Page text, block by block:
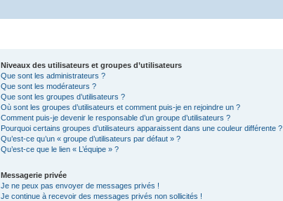
Niveaux des utilisateurs et groupes d’utilisateurs
Que sont les administrateurs ?
Que sont les modérateurs ?
Que sont les groupes d’utilisateurs ?
Où sont les groupes d’utilisateurs et comment puis-je en rejoindre un ?
Comment puis-je devenir le responsable d’un groupe d’utilisateurs ?
Pourquoi certains groupes d’utilisateurs apparaissent dans une couleur différente ?
Qu’est-ce qu’un « groupe d’utilisateurs par défaut » ?
Qu’est-ce que le lien « L’équipe » ?
Messagerie privée
Je ne peux pas envoyer de messages privés !
Je continue à recevoir des messages privés non sollicités !